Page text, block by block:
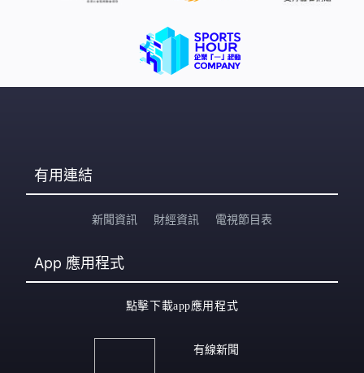
有用連結
新聞資訊 財經資訊 電視節目表
App 應用程式
點擊下載app應用程式
有線新聞